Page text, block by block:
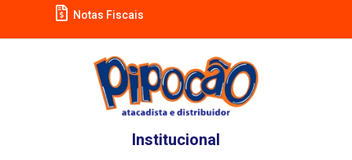
Notas Fiscais
Institucional